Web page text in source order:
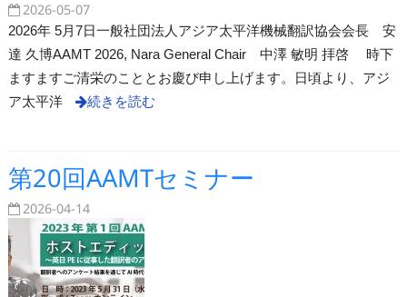
2026-05-07
2026年 5月7日一般社団法人アジア太平洋機械翻訳協会会長 安
達 久博AAMT 2026, Nara General Chair 中澤 敏明 拝啓 時下
ますますご清栄のこととお慶び申し上げます。日頃より、アジ
ア太平洋
続きを読む
第20回AAMTセミナー
2026-04-14